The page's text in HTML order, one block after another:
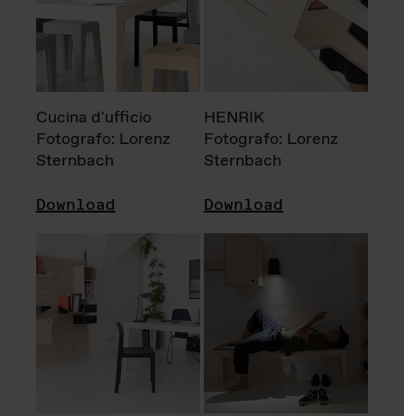
Cucina d'ufficio
Fotografo: Lorenz
Sternbach
Download
HENRIK
Fotografo: Lorenz
Sternbach
Download